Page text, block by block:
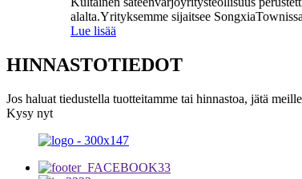
alalta.Yrityksemme sijaitsee
Lue lisää
HINNASTOTIEDOT
Jos haluat tiedustella tuotteitamme tai hinnastoa, jätä
Kysy nyt